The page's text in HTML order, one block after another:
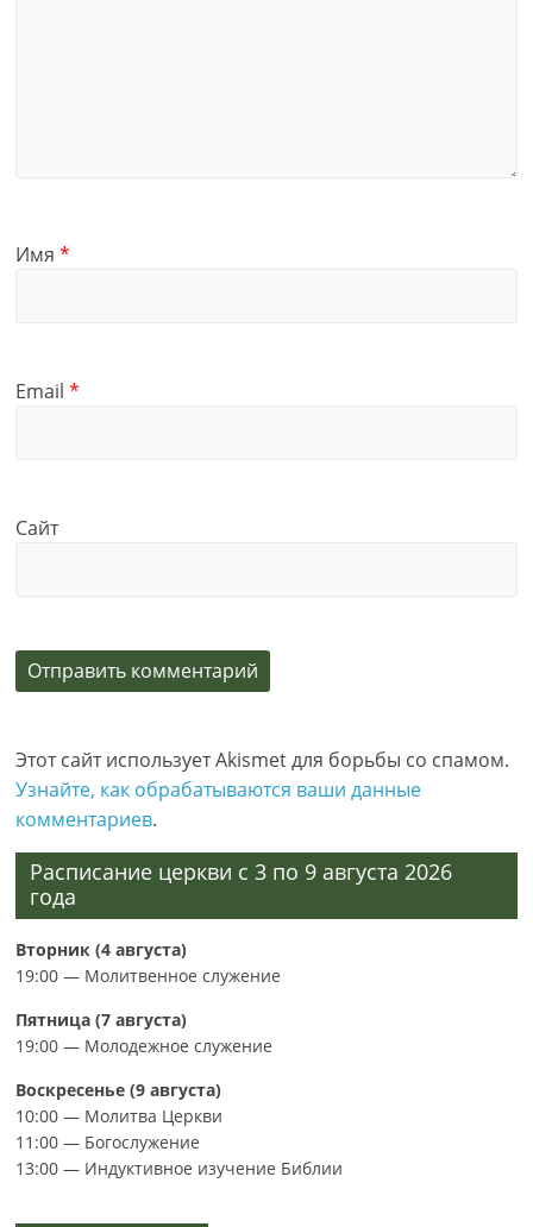
Имя*
Email*
Сайт
Этот сайт использует Akismet для борьбы со спамом.
Узнайте, как обрабатываются ваши данные
комментариев.
Расписание церкви с 3 по 9 августа 2026
года
Вторник (4 августа)
19:00 — Молитвенное служение
Пятница (7 августа)
19:00 — Молодежное служение
Воскресенье (9 августа)
10:00 — Молитва Церкви
11:00 — Богослужение
13:00 — Индуктивное изучение Библии